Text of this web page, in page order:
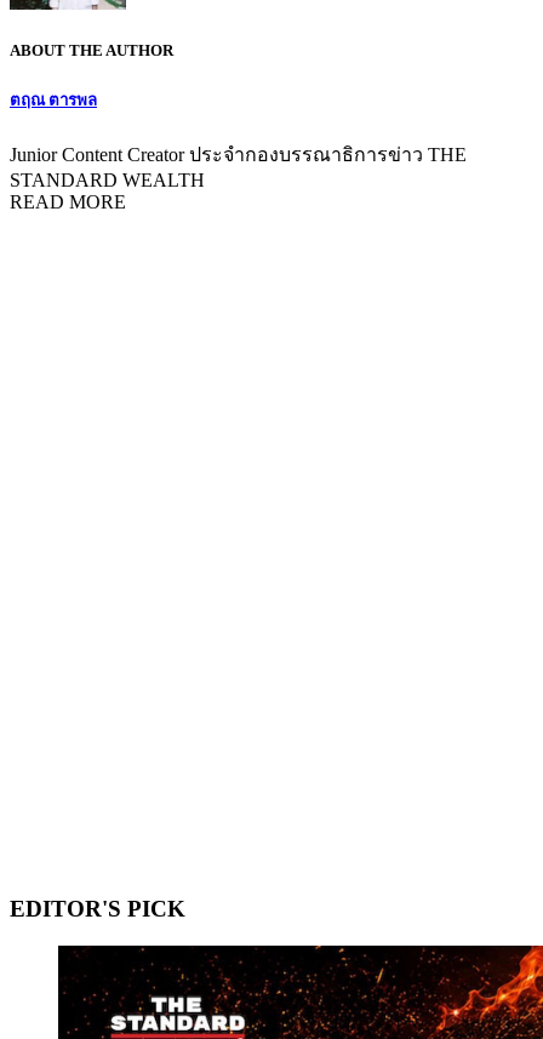
ABOUT THE AUTHOR
ตฤณ ตารพล
Junior Content Creator ประจำกองบรรณาธิการข่าว THE
STANDARD WEALTH
READ MORE
EDITOR'S PICK